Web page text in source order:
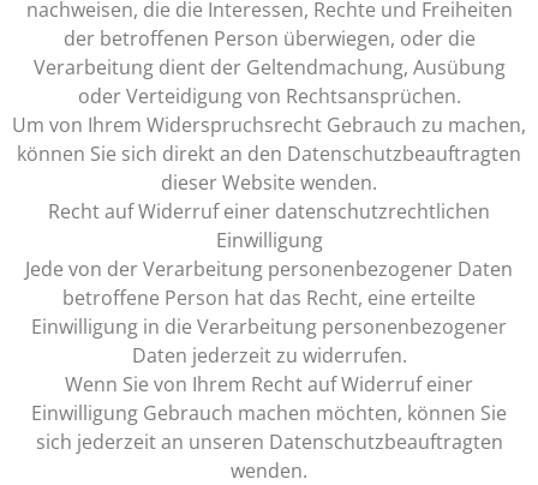
nachweisen, die die Interessen, Rechte und Freiheiten
der betroffenen Person überwiegen, oder die
Verarbeitung dient der Geltendmachung, Ausübung
oder Verteidigung von Rechtsansprüchen.
Um von Ihrem Widerspruchsrecht Gebrauch zu machen,
können Sie sich direkt an den Datenschutzbeauftragten
dieser Website wenden.
Recht auf Widerruf einer datenschutzrechtlichen
Einwilligung
Jede von der Verarbeitung personenbezogener Daten
betroffene Person hat das Recht, eine erteilte
Einwilligung in die Verarbeitung personenbezogener
Daten jederzeit zu widerrufen.
Wenn Sie von Ihrem Recht auf Widerruf einer
Einwilligung Gebrauch machen möchten, können Sie
sich jederzeit an unseren Datenschutzbeauftragten
wenden.